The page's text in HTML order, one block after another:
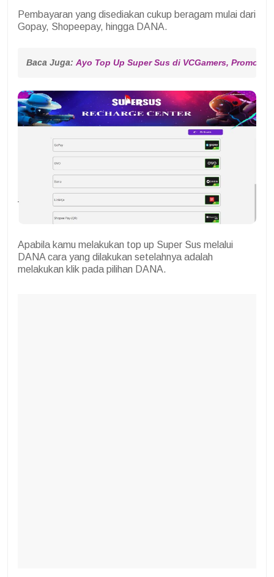
Pembayaran yang disediakan cukup beragam mulai dari
Gopay, Shopeepay, hingga DANA.
Baca Juga: Ayo Top Up Super Sus di VCGamers, Promo
Apabila kamu melakukan top up Super Sus melalui
DANA cara yang dilakukan setelahnya adalah
melakukan klik pada pilihan DANA.